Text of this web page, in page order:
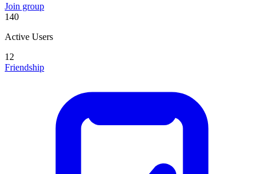
Join group
140
Active Users
12
Friendship